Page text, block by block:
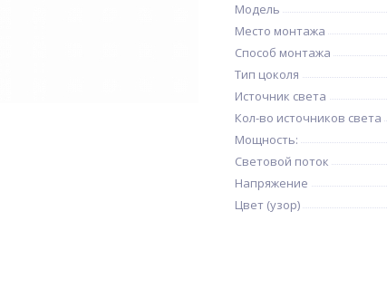
Модель
Место монтажа
Способ монтажа
Тип цоколя
Источник света
Кол-во источников света
Мощность:
Световой поток
Напряжение
Цвет (узор)